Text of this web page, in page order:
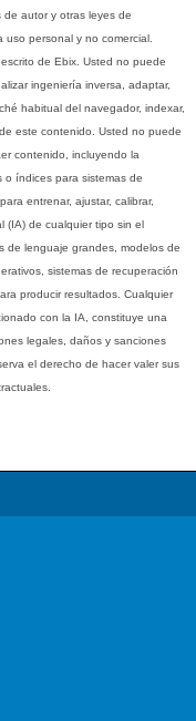
autor y otras leyes de
personal y no comercial.
de Ebix. Usted no puede
ingeniería inversa, adaptar,
habitual del navegador, indexar,
este contenido. Usted no puede
contenido, incluyendo la
o índices para sistemas de
entrenar, ajustar, calibrar,
(IA) de cualquier tipo sin el
de lenguaje grandes, modelos de
sistemas de recuperación
producir resultados. Cualquier
con la IA, constituye una
legales, daños y sanciones
el derecho de hacer valer sus